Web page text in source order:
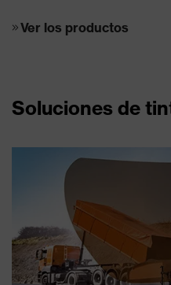
Ver los productos
Soluciones de